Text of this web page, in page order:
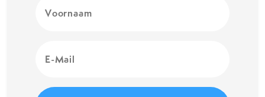
(Vereist)
Mail